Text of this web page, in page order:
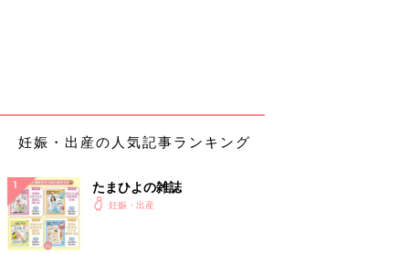
年に再び増加して全国的な流行となり、2013年に流行のピーク
を迎える、その最中のことでした。
「ある日、首の後ろにしこりができていることに気づいたんで
す。そのあとに、顔に肌荒れしたようなブツブツが出てきて。か
ゆみはなかったんですが、顔から首、腕とどんどん広がっていっ
て、これはおかしいと思ったんです。その時点で夕方遅くになっ
妊娠・出産の人気記事ランキング
たまひよの雑誌
妊娠・出産